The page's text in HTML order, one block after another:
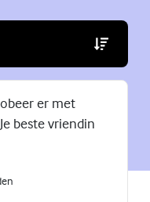
(Externe
er met
beste vriendin